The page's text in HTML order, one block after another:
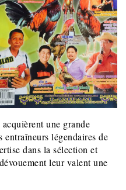
une grande
entraîneurs légendaires de
dans la sélection et
leur valent une